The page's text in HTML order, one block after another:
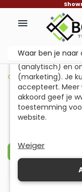

Overige Border > Vijver-
Vijver- &
Een vijver- of
alleen een
Het is ook een
esthetiek van
kan jouw vijver of
complete
FILTERS
Onze website
werken
(analytisch) en
(marketing). Je
accepteert. Meer
akkoord geef je
toestemming
website.
Weiger